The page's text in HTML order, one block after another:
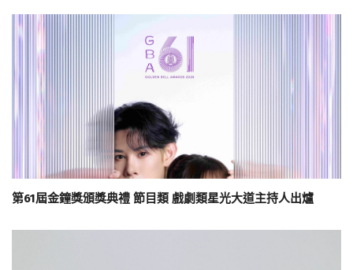
第61屆金鐘獎頒獎典禮 節目類 戲劇類星光大道主持人出爐